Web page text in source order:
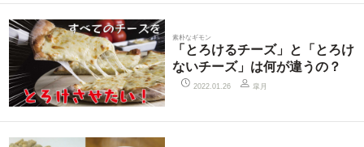
素朴なギモン
「とろけるチーズ」と「とろけ
ないチーズ」は何が違うの？
2022.01.26 皐月